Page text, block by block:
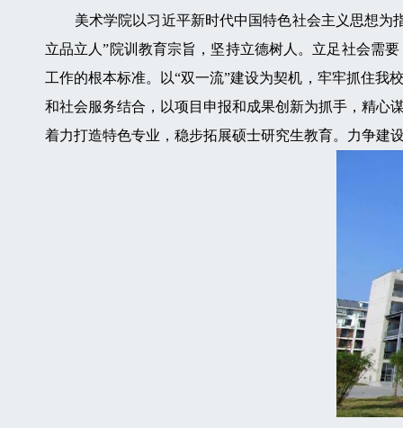
美术学院以习近平新时代中国特色社会主义思想为
立品立人”院训教育宗旨，坚持立德树人。立足社会需
工作的根本标准。以“双一流”建设为契机，牢牢抓住我
和社会服务结合，以项目申报和成果创新为抓手，精心
着力打造特色专业，稳步拓展硕士研究生教育。力争建